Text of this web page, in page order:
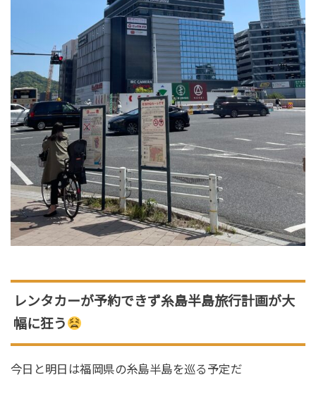
レンタカーが予約できず糸島半島旅行計画が大
幅に狂う
今日と明日は福岡県の糸島半島を巡る予定だ